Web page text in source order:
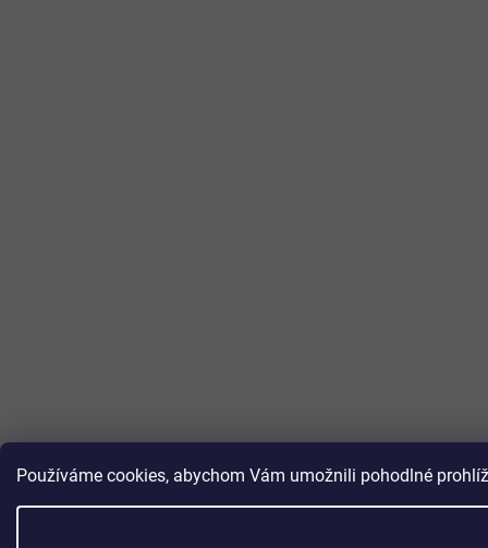
Používáme cookies, abychom Vám umožnili pohodlné